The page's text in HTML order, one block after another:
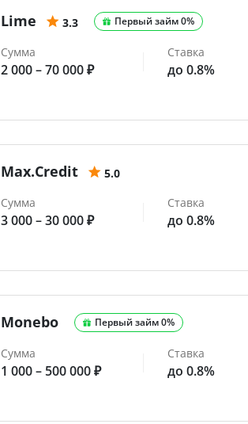
Lime 3.3 Первый займ 0%
Сумма
2 000 – 70 000 ₽
Ставка
до 0.8%
Max.Credit
5.0
Сумма
3 000 – 30 000 ₽
Ставка
до 0.8%
Monebo Первый займ 0%
Сумма
1 000 – 500 000 ₽
Ставка
до 0.8%